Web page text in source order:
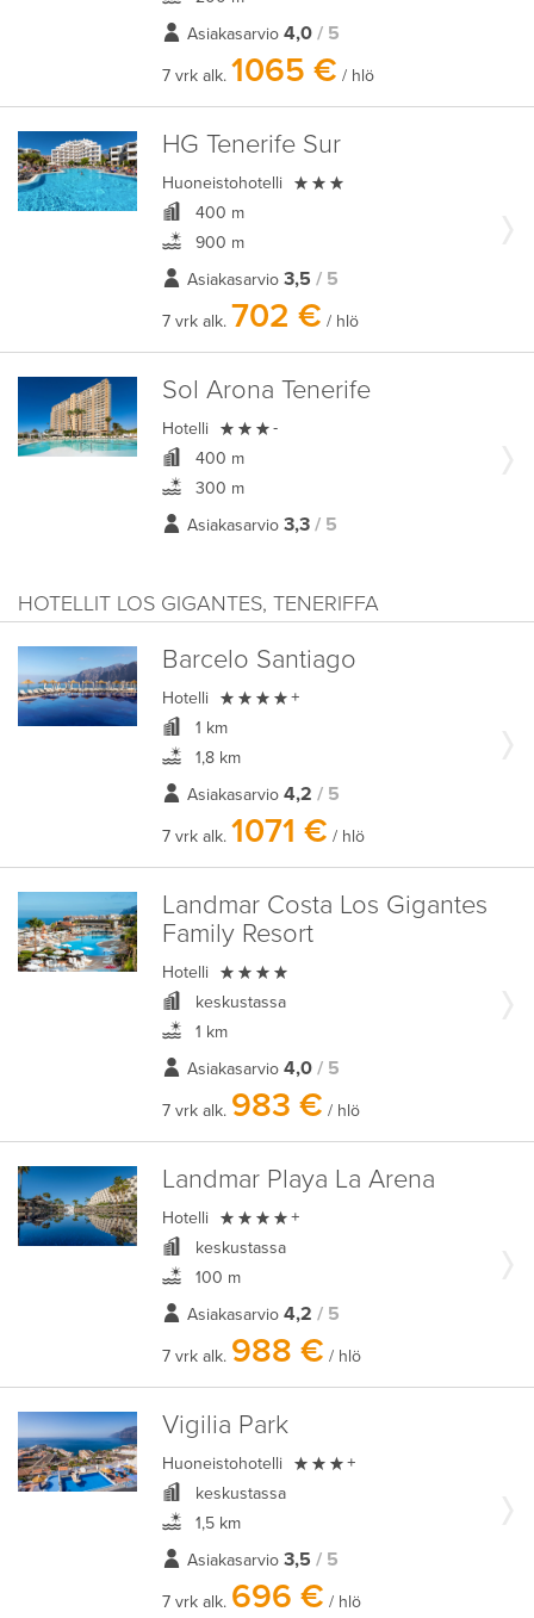
Asiakasarvio 4,0 / 5
7 vrk alk. 1065 € / hlö
HG Tenerife Sur
Huoneistohotelli 
400 m
900 m
Asiakasarvio 3,5 / 5
7 vrk alk. 702 € / hlö
Sol Arona Tenerife
Hotelli  -
400 m
300 m
Asiakasarvio 3,3 / 5
HOTELLIT LOS GIGANTES, TENERIFFA
Barcelo Santiago
Hotelli  +
1 km
1,8 km
Asiakasarvio 4,2 / 5
7 vrk alk. 1071 € / hlö
Landmar Costa Los Gigantes
Family Resort
Hotelli 
keskustassa
1 km
Asiakasarvio 4,0 / 5
7 vrk alk. 983 € / hlö
Landmar Playa La Arena
Hotelli  +
keskustassa
100 m
Asiakasarvio 4,2 / 5
7 vrk alk. 988 € / hlö
Vigilia Park
Huoneistohotelli  +
keskustassa
1,5 km
Asiakasarvio 3,5 / 5
7 vrk alk. 696 € / hlö